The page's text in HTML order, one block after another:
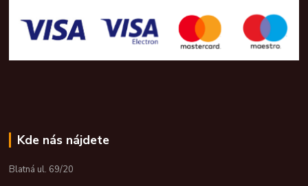
Kde nás nájdete
Blatná ul. 69/20